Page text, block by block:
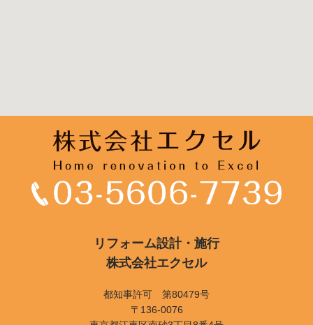
リフォーム設計・施行
株式会社エクセル
都知事許可 第80479号
〒136-0076